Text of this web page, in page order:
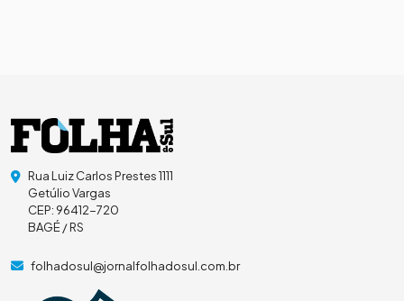
Rua Luiz Carlos Prestes 1111
Getúlio Vargas
CEP: 96412-720
BAGÉ / RS
folhadosul@jornalfolhadosul.com.br